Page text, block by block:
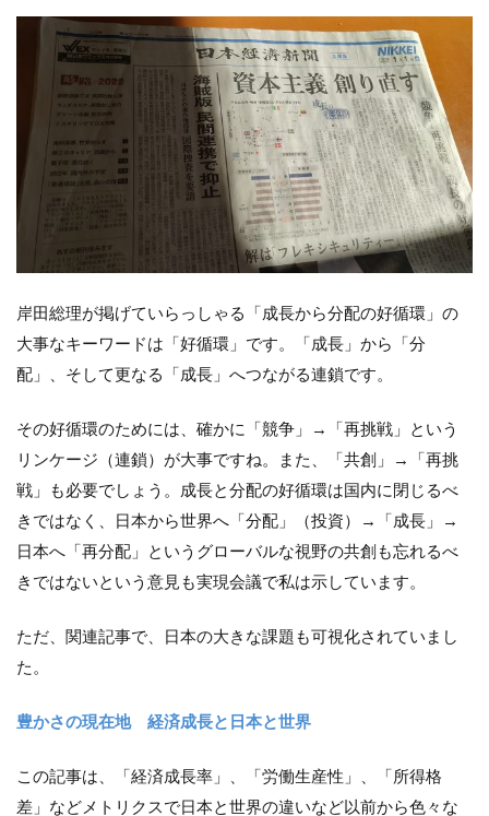
岸田総理が掲げていらっしゃる「成長から分配の好循環」の
大事なキーワードは「好循環」です。「成長」から「分
配」、そして更なる「成長」へつながる連鎖です。
その好循環のためには、確かに「競争」→「再挑戦」という
リンケージ（連鎖）が大事ですね。また、「共創」→「再挑
戦」も必要でしょう。成長と分配の好循環は国内に閉じるべ
きではなく、日本から世界へ「分配」（投資）→「成長」→
日本へ「再分配」というグローバルな視野の共創も忘れるべ
きではないという意見も実現会議で私は示しています。
ただ、関連記事で、日本の大きな課題も可視化されていまし
た。
豊かさの現在地 経済成長と日本と世界
この記事は、「経済成長率」、「労働生産性」、「所得格
差」などメトリクスで日本と世界の違いなど以前から色々な